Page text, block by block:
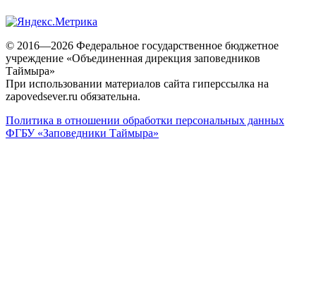
© 2016—2026 Федеральное государственное бюджетное
Таймыра»
При использовании материалов сайта гиперссылка на
zapovedsever.ru обязательна.
Политика в отношении обработки персональных данных